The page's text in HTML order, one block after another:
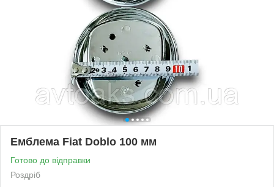
Емблема Fiat Doblo 100 мм
Готово до відправки
Роздріб